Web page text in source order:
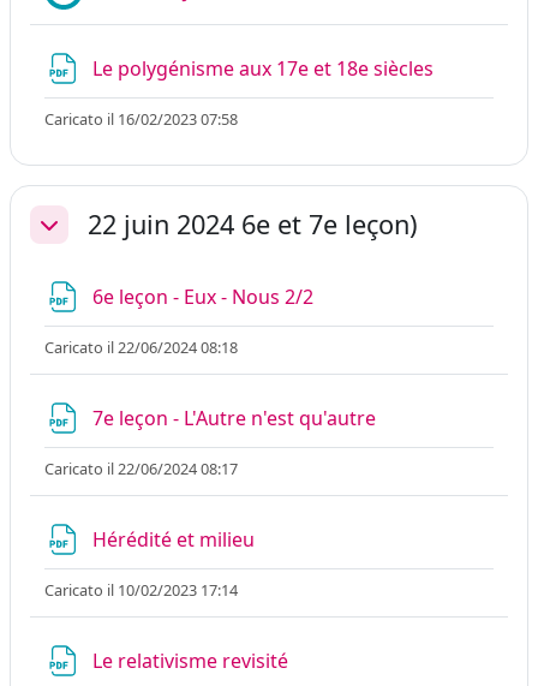
Le polygénisme aux 17e et 18e siècles
Caricato il 16/02/2023 07:58
Minimizza22 juin 2024 6e et 7e leçon)
6e leçon - Eux - Nous 2/2
Caricato il 22/06/2024 08:18
7e leçon - L'Autre n'est qu'autre
Caricato il 22/06/2024 08:17
Hérédité et milieu
Caricato il 10/02/2023 17:14
Le relativisme revisité